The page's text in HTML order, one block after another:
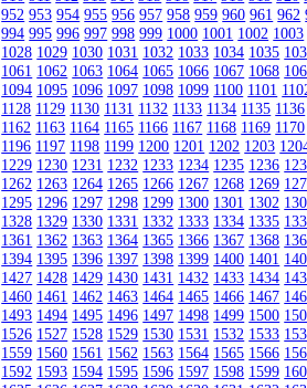
952 953 954 955 956 957 958 959 960 961 962
994 995 996 997 998 999 1000 1001 1002 1003
1028 1029 1030 1031 1032 1033 1034 1035
1061 1062 1063 1064 1065 1066 1067 1068
1094 1095 1096 1097 1098 1099 1100 1101
1128 1129 1130 1131 1132 1133 1134 1135 1136
1162 1163 1164 1165 1166 1167 1168 1169 1170
1196 1197 1198 1199 1200 1201 1202 1203
1229 1230 1231 1232 1233 1234 1235 1236
1262 1263 1264 1265 1266 1267 1268 1269
1295 1296 1297 1298 1299 1300 1301 1302
1328 1329 1330 1331 1332 1333 1334 1335
1361 1362 1363 1364 1365 1366 1367 1368
1394 1395 1396 1397 1398 1399 1400 1401
1427 1428 1429 1430 1431 1432 1433 1434
1460 1461 1462 1463 1464 1465 1466 1467
1493 1494 1495 1496 1497 1498 1499 1500
1526 1527 1528 1529 1530 1531 1532 1533
1559 1560 1561 1562 1563 1564 1565 1566
1592 1593 1594 1595 1596 1597 1598 1599